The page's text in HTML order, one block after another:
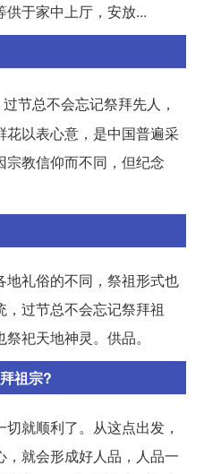
于家中上厅，安放...
节总不会忘记祭拜先人，
以表心意，是中国普遍采
教信仰而不同，但纪念
礼俗的不同，祭祖形式也
过节总不会忘记祭拜祖
祀天地神灵。供品。
祖宗?
就顺利了。从这点出发，
就会形成好人品，人品一